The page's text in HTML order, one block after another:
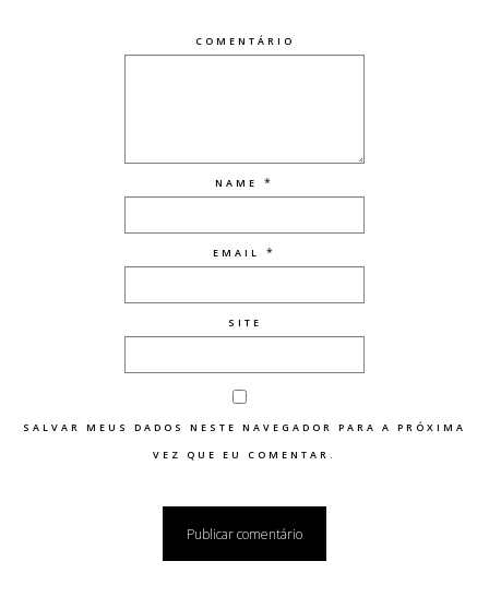
COMENTÁRIO
NAME *
EMAIL *
SITE
SALVAR MEUS DADOS NESTE NAVEGADOR PARA A PRÓXIMA
VEZ QUE EU COMENTAR.